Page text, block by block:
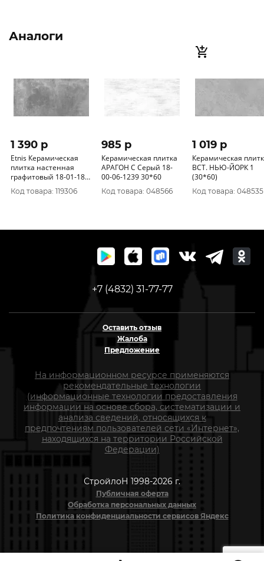
Аналоги
1 390 p
Etnis Керамическая
плитка настенная
графитовый 18-01-18-
3644 30х60
Код товара: 119306
985 p
Керамическая плитка
АРАГОН С Серый 18-
00-06-1239 30*60
Код товара: 048566
1 019 p
Керамическая
ВСТ. НЬЮ-ЙОРК 1
(30*60)
Код товара: 048535
+7 (4832) 31-77-77
Оставить отзыв
Жалоба
Предложение
На информационном ресурсе применяются
рекомендательные технологии
(информационные технологии предоставления
информации на основе сбора, систематизации и
анализа сведений, относящихся к
предпочтениям пользователей сети «Интернет»,
находящихся на территории Российской
Федерации)
СтройлоН 1998-2026 г.
Публичная оферта
Обработка персональных данных
Политика конфиденциальности сервисов Яндекс